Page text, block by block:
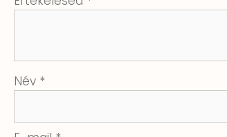
Név *